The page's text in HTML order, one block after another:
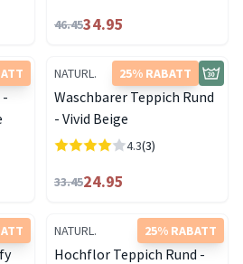
46.4534.95
25% RABATT
NATURL.
Waschbarer Teppich Rund
- Vivid Beige
4.3(3)
33.4524.95
25% RABATT
NATURL.
Hochflor Teppich Rund -